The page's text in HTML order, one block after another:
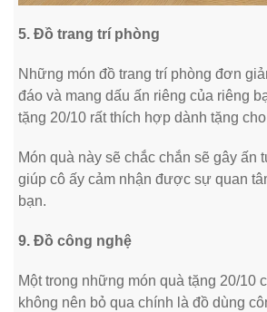
5. Đồ trang trí phòng
Những món đồ trang trí phòng đơn
đáo và mang dấu ấn riêng của riêng
tặng 20/10 rất thích hợp dành tặng
Món quà này sẽ chắc chắn sẽ gây ấn
giúp cô ấy cảm nhận được sự quan
bạn.
9. Đồ công nghệ
Một trong những món quà tặng 20/10
không nên bỏ qua chính là đồ dùng